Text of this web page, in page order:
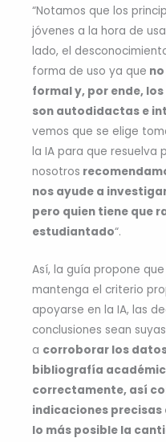
“Notamos que los
jóvenes a la hora de
lado, el
forma de uso ya que
formal y, por ende,
son autodidactas e
vemos que se elige
la IA para que resuelva
nosotros
nos ayude a
pero quien tiene que
estudiantado“.
Así, la guía propone
mantenga el criterio
apoyarse en la IA, las
conclusiones sean
a corroborar los
bibliografía
correctamente, así
indicaciones
lo más posible la